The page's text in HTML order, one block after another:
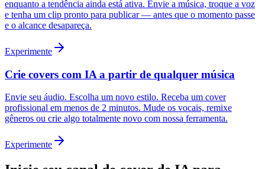
enquanto a tendência ainda está ativa. Envie a música, troque a voz
e tenha um clip pronto para publicar — antes que o momento passe
e o alcance desapareça.
Experimente
Crie covers com IA a partir de qualquer música
Envie seu áudio. Escolha um novo estilo. Receba um cover
profissional em menos de 2 minutos. Mude os vocais, remixe
gêneros ou crie algo totalmente novo com nossa ferramenta.
Experimente